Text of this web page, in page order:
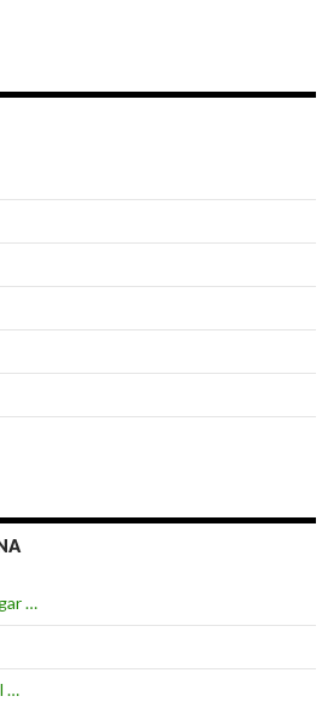
…
…